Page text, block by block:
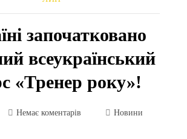
започатковано
всеукраїнський
«Тренер року»!
Немає коментарів Новини